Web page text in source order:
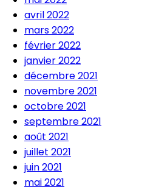
avril 2022
mars 2022
février 2022
janvier 2022
décembre 2021
novembre 2021
octobre 2021
septembre 2021
août 2021
juillet 2021
juin 2021
mai 2021